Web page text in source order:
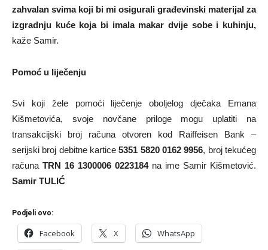
zahvalan svima koji bi mi osigurali građevinski materijal za
izgradnju kuće koja bi imala makar dvije sobe i kuhinju,
kaže Samir.
Pomoć u liječenju
Svi koji žele pomoći liječenje oboljelog dječaka Emana
Kišmetovića, svoje novčane priloge mogu uplatiti na
transakcijski broj računa otvoren kod Raiffeisen Bank –
serijski broj debitne kartice5351 5820 0162 9956, broj tekućeg
računa TRN 16 1300006 0223184na ime Samir Kišmetović.
Samir TULIĆ
Podjeli ovo:
Facebook X WhatsApp